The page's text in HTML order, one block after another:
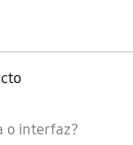
o interfaz?